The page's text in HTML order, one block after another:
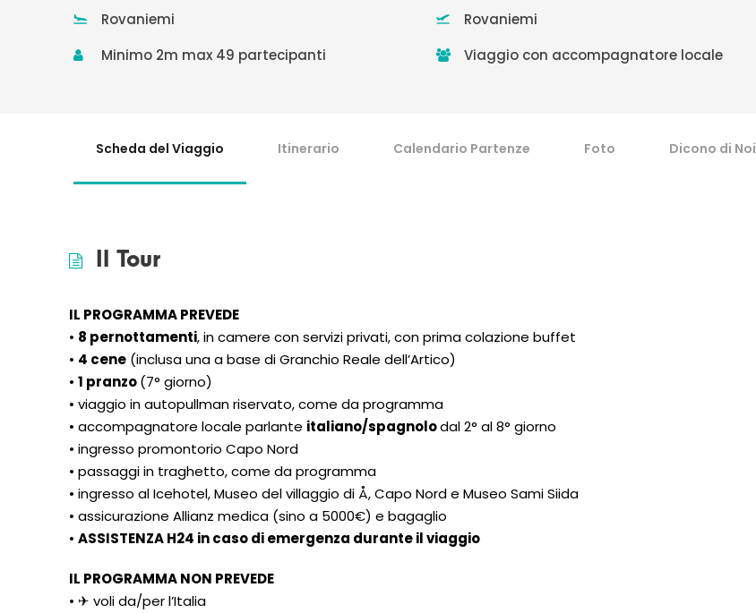
Rovaniemi
Rovaniemi
Minimo 2m max 49 partecipanti
Viaggio con accompagnatore locale
Scheda del Viaggio Itinerario Calendario Partenze Foto Dicono di Noi
Il Tour
IL PROGRAMMA PREVEDE
• 8 pernottamenti, in camere con servizi privati, con prima colazione buffet
• 4 cene (inclusa una a base di Granchio Reale dell’Artico)
• 1 pranzo(7° giorno)
• viaggio in autopullman riservato, come da programma
• accompagnatore locale parlante italiano/spagnolodal 2° al 8° giorno
• ingresso promontorio Capo Nord
• passaggi in traghetto, come da programma
• ingresso al Icehotel, Museo del villaggio di Å, Capo Nord e Museo Sami Siida
• assicurazione Allianz medica (sino a 5000€) e bagaglio
• ASSISTENZA H24 in caso di emergenza durante il viaggio
IL PROGRAMMA NON PREVEDE
• ✈ voli da/per l’Italia